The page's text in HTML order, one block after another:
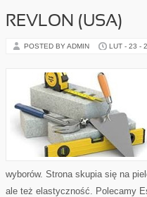
REVLON (USA)
POSTED BY ADMIN LUT - 23 -
wyborów. Strona skupia się na
ale też elastyczność. Polecamy